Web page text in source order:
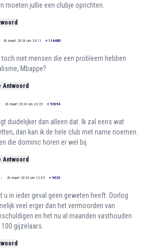
moeten jullie een clubje oprichten.
26 maart 2024 om 23:11 + 116485
toch niet mensen die een probleem hebben
Mbappe?
Antwoord
26 maart 2024 om 23:35 + 93094
duidelijker dan alleen dat. Ik zal eens wat
dan kan ik de hele club met name noemen.
die dominic horen er wel bij.
Antwoord
26 maart 2024 om 12:49 + 9020
u in ieder geval geen geweten heeft. Oorlog
veel erger dan het vermoorden van
en het nu al maanden vasthouden
gijzelaars.